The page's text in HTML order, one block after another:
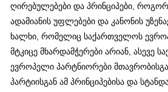
ღირებულებები და პრინციპები,
ადამიანის უფლებები და კანონის
ხალხი, რომელიც საქართველოს
მტკიცე მხარდამჭერები არიან, ასევე
ევროპელი პარტნიორები
პარტიისგან ამ პრინციპებისა და